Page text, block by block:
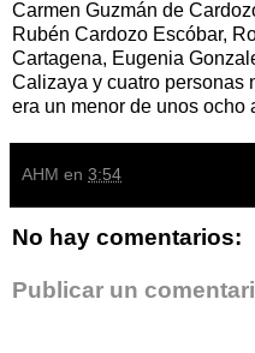
Carmen Guzmán de
Rubén Cardozo Escóbar,
Cartagena, Eugenia
Calizaya y cuatro personas
era un menor de unos ocho
AHM en 3:54
No hay comentarios:
Publicar un